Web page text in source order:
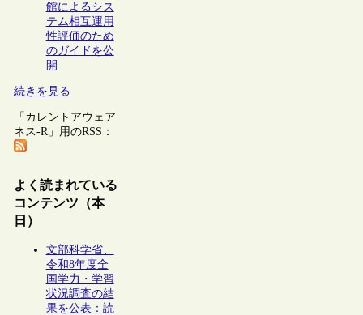
館によるシス
テム相互運用
性評価のため
のガイドを公
開
続きを見る
「カレントアウェア
ネス-R」用のRSS：
よく読まれている
コンテンツ（本
日）
文部科学省、
令和8年度全
国学力・学習
状況調査の結
果を公表：読